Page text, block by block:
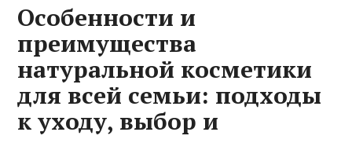
Особенности и
преимущества
натуральной косметики
для всей семьи: подходы
к уходу, выбор и